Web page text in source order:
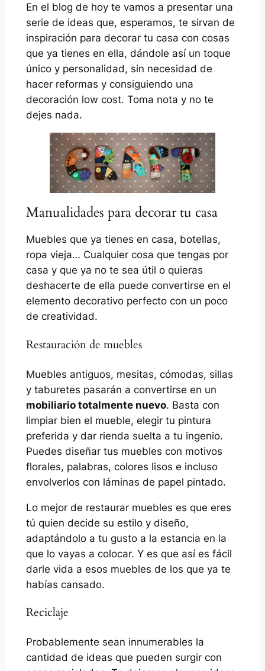
En el blog de hoy te vamos a presentar una
serie de ideas que, esperamos, te sirvan de
inspiración para decorar tu casa con cosas
que ya tienes en ella, dándole así un toque
único y personalidad, sin necesidad de
hacer reformas y consiguiendo una
decoración low cost. Toma nota y no te
dejes nada.
Manualidades para decorar tu casa
Muebles que ya tienes en casa, botellas,
ropa vieja… Cualquier cosa que tengas por
casa y que ya no te sea útil o quieras
deshacerte de ella puede convertirse en el
elemento decorativo perfecto con un poco
de creatividad.
Restauración de muebles
Muebles antiguos, mesitas, cómodas, sillas
y taburetes pasarán a convertirse en un
mobiliario totalmente nuevo. Basta con
limpiar bien el mueble, elegir tu pintura
preferida y dar rienda suelta a tu ingenio.
Puedes diseñar tus muebles con motivos
florales, palabras, colores lisos e incluso
envolverlos con láminas de papel pintado.
Lo mejor de restaurar muebles es que eres
tú quien decide su estilo y diseño,
adaptándolo a tu gusto a la estancia en la
que lo vayas a colocar. Y es que así es fácil
darle vida a esos muebles de los que ya te
habías cansado.
Reciclaje
Probablemente sean innumerables la
cantidad de ideas que pueden surgir con